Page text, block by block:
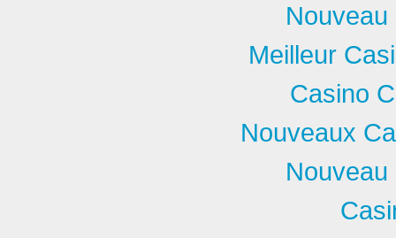
Meilleur
Casino
Nouveaux